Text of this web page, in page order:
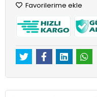
Favorilerime ekle